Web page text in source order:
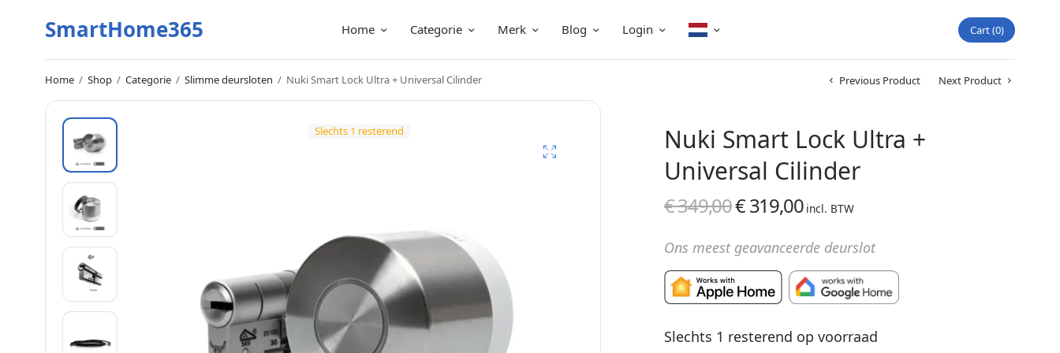
SmartHome365 Home Categorie Merk Blog Login Cart 0
Home / Shop / Categorie / Slimme deursloten / Nuki Smart Lock Ultra + Universal Cilinder Previous Product Next Product
Slechts 1 resterend
Nuki Smart Lock Ultra +
Universal Cilinder
€349,00Oorspronkelijke
€ 349,00.
€319,00Huidige
€ 319,00.
incl. BTW
Ons meest geavanceerde deurslot
Slechts 1 resterend op voorraad